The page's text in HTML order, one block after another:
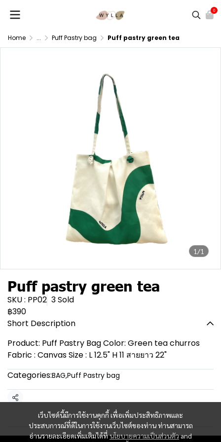
0
Home ... Puff Pastry bag Puff pastry green tea
1/1
Puff pastry green tea
SKU : PP02 3 Sold
฿390
Short Description
Product: Puff Pastry Bag Color: Green tea churros
Fabric : Canvas Size : L 12.5" H 11 สายยาว 22"
Categories:BAG,Puff Pastry bag
Share
เว็บไซต์นี้มีการใช้งานคุกกี้ เพื่อเพิ่มประสิทธิภาพและ
ประสบการณ์ที่ดีในการใช้งานเว็บไซต์ของท่าน ท่านสามารถ
อ่านรายละเอียดเพิ่มเติมได้ที่นโยบายความเป็นส่วนตัวand